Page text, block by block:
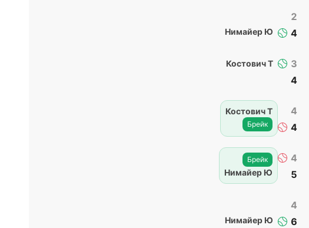
Нимайер Ю
2
4
Костович Т
3
4
Костович Т
Брейк
4
4
Брейк
Нимайер Ю
4
5
Нимайер Ю
4
6